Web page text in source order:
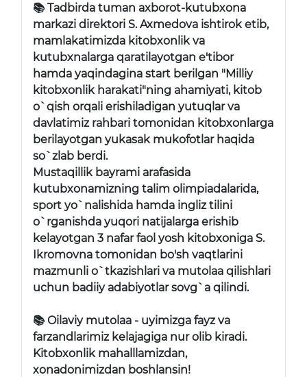
📚 Tadbirda tuman axborot-kutubxona
markazi direktori S. Axmedova ishtirok etib,
mamlakatimizda kitobxonlik va
kutubxnalarga qaratilayotgan e'tibor
hamda yaqindagina start berilgan "Milliy
kitobxonlik harakati"ning ahamiyati, kitob
o`qish orqali erishiladigan yutuqlar va
davlatimiz rahbari tomonidan kitobxonlarga
berilayotgan yukasak mukofotlar haqida
so`zlab berdi.
Mustaqillik bayrami arafasida
kutubxonamizning talim olimpiadalarida,
sport yo`nalishida hamda ingliz tilini
o`rganishda yuqori natijalarga erishib
kelayotgan 3 nafar faol yosh kitobxoniga S.
Ikromovna tomonidan bo'sh vaqtlarini
mazmunli o`tkazishlari va mutolaa qilishlari
uchun badiiy adabiyotlar sovg`a qilindi.
📚 Oilaviy mutolaa - uyimizga fayz va
farzandlarimiz kelajagiga nur olib kiradi.
Kitobxonlik mahalllamizdan,
xonadonimizdan boshlansin!